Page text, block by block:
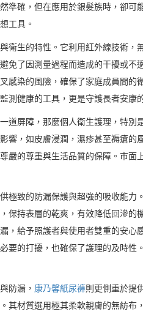
準確，但在應用於銀髮族時，卻
工具。
衛生的特性。它利用紅外線技術
免了因測量過程而造成的干擾或
感染的風險，確保了家庭成員間的
測健康的工具，更是守護長者安
道屏障，那麼個人衛生護理，特
響，如皮膚浸潤，濕疹甚至褥瘡
嚴的尊重與生活品質的保障。市面
極致的防漏保護與超強的吸收能
保持表層的乾爽，有效降低回滲
，給予照護者與使用者雙重的安
要的打擾，也確保了護理的及時性
防漏， 康乃馨紙尿褲則更側重於提
其材質選用極其柔軟親膚的無紡